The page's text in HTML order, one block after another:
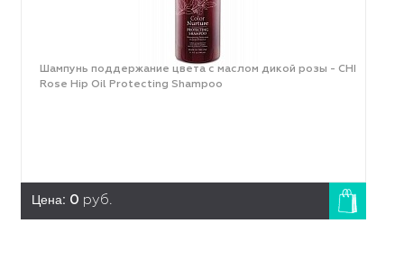
Шампунь поддержание цвета с маслом дикой розы - CHI
Rose Hip Oil Protecting Shampoo
Цена: 0 руб.